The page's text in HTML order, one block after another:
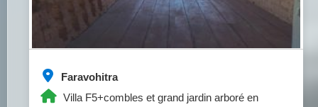
Faravohitra
Villa F5+combles et grand jardin arboré en